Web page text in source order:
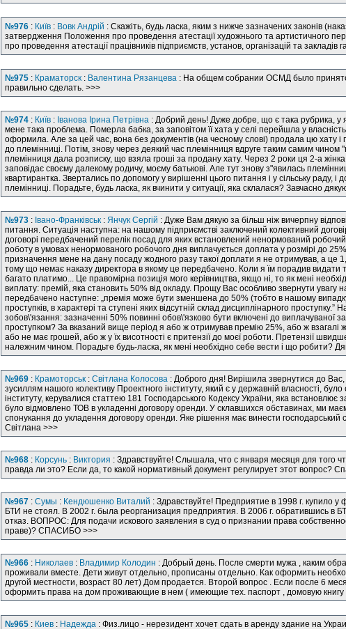
№976 : Київ : Вовк Андрій : Скажіть, будь ласка, яким з нижче зазначених законів
затвердження Положення про проведення атестації художнього та артистичного
про проведення атестації працівників підприємств, установ, організацій та
№975 : Краматорск : Валентина Рязанцева : На общем собрании ОСМД было
правильно сделать. >>>
№974 : Київ : Іванова Ірина Петрівна : Добрий день! Дуже добре, що є така рубрика, у
мене така проблема. Померла бабка, за заповітом її хата у селі перейшла у
оформила. Але за цей час, вона без документів (на чесному слові) продала цю хату
до племінниці. Потім, знову через деякий час племінниця вдруге таким самим
племінниця дала розписку, що взяла гроші за продану хату. Через 2 роки ця 2-а
заповідає своєму далекому родичу, моєму батькові. Але тут знову з"явилась
квартирантка. Звертались по допомогу у вирішенні цього питання і у сільську раду, і
племінниці. Порадьте, будь ласка, як вчинити у ситуації, яка склалася? Завчасно
№973 : Івано-Франківськ : Янчук Сергій : Дуже Вам дякую за більш ніж вичерпну
питання. Ситуація наступна: на нашому підприємстві заключений колективний
договорі передбачений перелік посад для яких встановлений ненормований
роботу в умовах ненормованого робочого дня виплачується доплата у розмірі до
призначення мене на дану посаду жодного разу такої доплати я не отримував, а це
тому що немає наказу директора в якому це передбачено. Коли я їм порадив видати
багато платимо... Це правомірна позиція мого керівництва, якщо ні, то як мені
виплату: премій, яка становить 50% від окладу. Прощу Вас особливо звернути
передбачено наступне: „премія може бути зменшена до 50% (тобто в нашому
проступків, в характері та ступені яких відсутній склад дисциплінарного
зобов\'язання: зазначенні 50% повинні обов\'язково бути включені до виплачуваної
проступком? За вказаний вище період я або ж отримував премію 25%, або ж
або не має грошей, або ж у їх висотності є притензії до моєї роботи. Претензії
належним чином. Порадьте будь-ласка, як мені необхідно себе вести і що робити?
№969 : Крамоторськ : Світлана Колосова : Доброго дня! Вирішила звернутися до
зусиллям нашого колективу Проектного інституту, який є у державній власності,
інституту, керувалися статтею 181 Господарського Кодексу України, яка
було відмовлено ТОВ в укладенні договору оренди. У склавшихся обставинах, ми
спонукання до укладення договору оренди. Яке рішення має винести господарський
Світлана >>>
№968 : Корсунь : Виктория : Здравствуйте! Слышала, что с января месяця для того
правда ли это? Если да, то какой нормативный документ регулирует этот вопрос?
№967 : Сумы : Кендюшенко Виталий : Здравствуйте! Предприятие в 1998 г. купило
БТИ не стоял. В 2002 г. была реорганизация предприятия. В 2006 г. обратившись
отказ. ВОПРОС: Для подачи искового заявления в суд о признании права
праве)? СПАСИБО >>>
№966 : Николаев : Владимир Колодин : Добрый день. После смерти мужа , каким
проживали вместе. Дети живут отдельно, прописаны отдельно. Как оформить
другой местности, возраст 80 лет) Дом продается. Второй вопрос . Если после 6
оформить права на дом проживающие в нем ( имеющие тех. паспорт , домовую
№965 : Киев : Надежда : Физ.лицо - нерезидент хочет сдать в аренду здание на